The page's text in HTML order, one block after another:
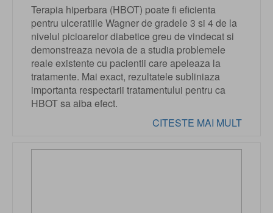
Terapia hiperbara (HBOT) poate fi eficienta
pentru ulceratiile Wagner de gradele 3 si 4 de la
nivelul picioarelor diabetice greu de vindecat si
demonstreaza nevoia de a studia problemele
reale existente cu pacientii care apeleaza la
tratamente. Mai exact, rezultatele subliniaza
importanta respectarii tratamentului pentru ca
HBOT sa aiba efect.
CITESTE MAI MULT